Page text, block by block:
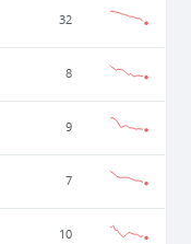
32
8
9
7
10